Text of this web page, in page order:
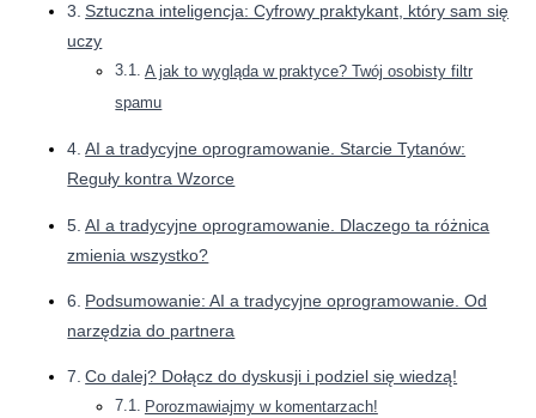
Sztuczna inteligencja: Cyfrowy praktykant, który sam się
uczy
A jak to wygląda w praktyce? Twój osobisty filtr
spamu
AI a tradycyjne oprogramowanie. Starcie Tytanów:
Reguły kontra Wzorce
AI a tradycyjne oprogramowanie. Dlaczego ta różnica
zmienia wszystko?
Podsumowanie: AI a tradycyjne oprogramowanie. Od
narzędzia do partnera
Co dalej? Dołącz do dyskusji i podziel się wiedzą!
Porozmawiajmy w komentarzach!